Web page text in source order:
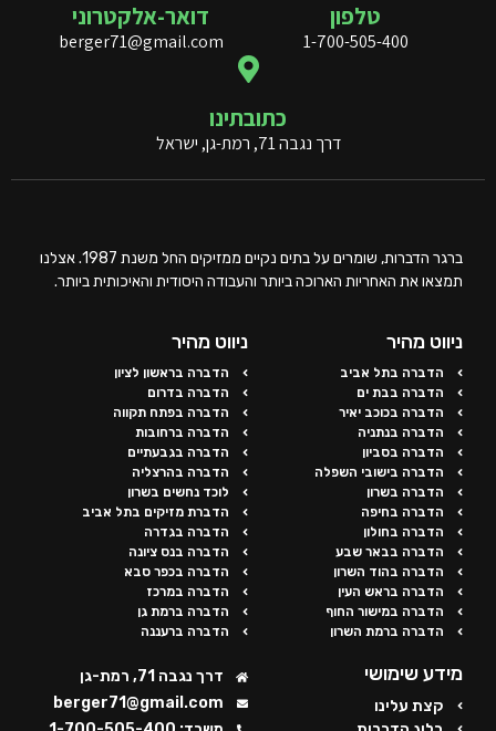
טלפון
1-700-505-400
דואר-אלקטרוני
berger71@gmail.com
כתובתינו
דרך נגבה 71, רמת-גן, ישראל
ברגר הדברות, שומרים על בתים נקיים ממזיקים החל משנת 1987. אצלנו
תמצאו את האחריות הארוכה ביותר והעבודה היסודית והאיכותית ביותר.
ניווט מהיר
הדברה בתל אביב
הדברה בבת ים
הדברה בכוכב יאיר
הדברה בנתניה
הדברה בסביון
הדברה בישובי השפלה
הדברה בשרון
הדברה בחיפה
הדברה בחולון
הדברה בבאר שבע
הדברה בהוד השרון
הדברה בראש העין
הדברה במישור החוף
הדברה ברמת השרון
ניווט מהיר
הדברה בראשון לציון
הדברה בדרום
הדברה בפתח תקווה
הדברה ברחובות
הדברה בגבעתיים
הדברה בהרצליה
לוכד נחשים בשרון
הדברת מזיקים בתל אביב
הדברה בגדרה
הדברה בנס ציונה
הדברה בכפר סבא
הדברה במרכז
הדברה ברמת גן
הדברה ברעננה
מידע שימושי
קצת עלינו
דרך נגבה 71, רמת-גן
berger71@gmail.com